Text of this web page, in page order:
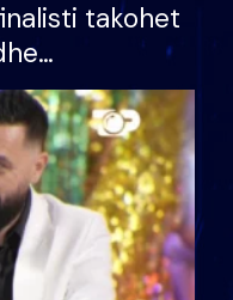
takohet
ndonjë letër